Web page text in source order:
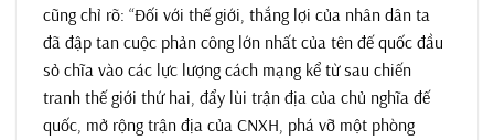
cũng chỉ rõ: “Đối với thế giới, thắng lợi của nhân dân ta
đã đập tan cuộc phản công lớn nhất của tên đế quốc đầu
sỏ chĩa vào các lực lượng cách mạng kể từ sau chiến
tranh thế giới thứ hai, đẩy lùi trận địa của chủ nghĩa đế
quốc, mở rộng trận địa của CNXH, phá vỡ một phòng